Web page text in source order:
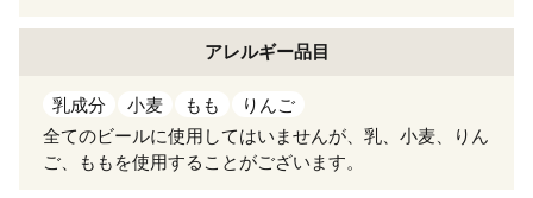
アレルギー品目
乳成分 小麦 もも
りんご
全てのビールに使用してはいませんが、乳、小麦、りん
ご、ももを使用することがございます。